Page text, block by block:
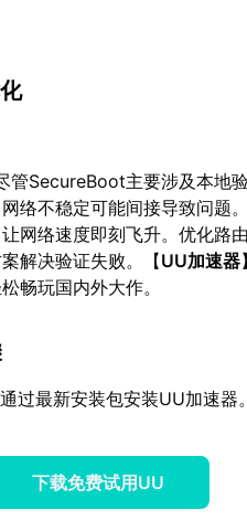
管SecureBoot主要涉及本地
络不稳定可能间接导致问题
网络速度即刻飞升。优化路
解决验证失败。【UU加速器
畅玩国内外大作。
过最新安装包安装UU加速器。
下载免费试用UU